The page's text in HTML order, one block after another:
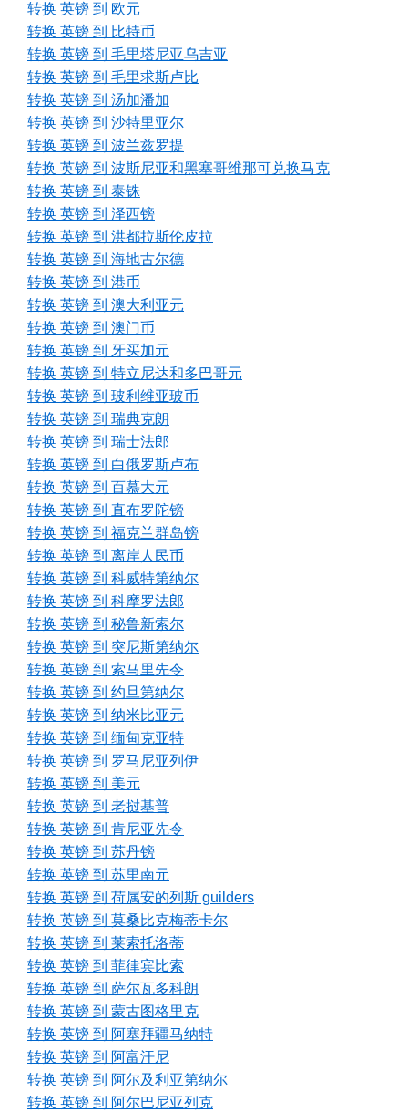
转换 英镑 到 欧元
转换 英镑 到 比特币
转换 英镑 到 毛里塔尼亚乌吉亚
转换 英镑 到 毛里求斯卢比
转换 英镑 到 汤加潘加
转换 英镑 到 沙特里亚尔
转换 英镑 到 波兰兹罗提
转换 英镑 到 波斯尼亚和黑塞哥维那可兑换马克
转换 英镑 到 泰铢
转换 英镑 到 泽西镑
转换 英镑 到 洪都拉斯伦皮拉
转换 英镑 到 海地古尔德
转换 英镑 到 港币
转换 英镑 到 澳大利亚元
转换 英镑 到 澳门币
转换 英镑 到 牙买加元
转换 英镑 到 特立尼达和多巴哥元
转换 英镑 到 玻利维亚玻币
转换 英镑 到 瑞典克朗
转换 英镑 到 瑞士法郎
转换 英镑 到 白俄罗斯卢布
转换 英镑 到 百慕大元
转换 英镑 到 直布罗陀镑
转换 英镑 到 福克兰群岛镑
转换 英镑 到 离岸人民币
转换 英镑 到 科威特第纳尔
转换 英镑 到 科摩罗法郎
转换 英镑 到 秘鲁新索尔
转换 英镑 到 突尼斯第纳尔
转换 英镑 到 索马里先令
转换 英镑 到 约旦第纳尔
转换 英镑 到 纳米比亚元
转换 英镑 到 缅甸克亚特
转换 英镑 到 罗马尼亚列伊
转换 英镑 到 美元
转换 英镑 到 老挝基普
转换 英镑 到 肯尼亚先令
转换 英镑 到 苏丹镑
转换 英镑 到 苏里南元
转换 英镑 到 荷属安的列斯 guilders
转换 英镑 到 莫桑比克梅蒂卡尔
转换 英镑 到 莱索托洛蒂
转换 英镑 到 菲律宾比索
转换 英镑 到 萨尔瓦多科朗
转换 英镑 到 蒙古图格里克
转换 英镑 到 阿塞拜疆马纳特
转换 英镑 到 阿富汗尼
转换 英镑 到 阿尔及利亚第纳尔
转换 英镑 到 阿尔巴尼亚列克